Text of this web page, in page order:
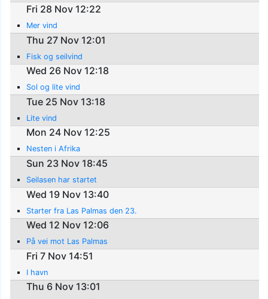
Fri 28 Nov 12:22
Mer vind
Thu 27 Nov 12:01
Fisk og seilvind
Wed 26 Nov 12:18
Sol og lite vind
Tue 25 Nov 13:18
Lite vind
Mon 24 Nov 12:25
Nesten i Afrika
Sun 23 Nov 18:45
Seilasen har startet
Wed 19 Nov 13:40
Starter fra Las Palmas den 23.
Wed 12 Nov 12:06
På vei mot Las Palmas
Fri 7 Nov 14:51
I havn
Thu 6 Nov 13:01